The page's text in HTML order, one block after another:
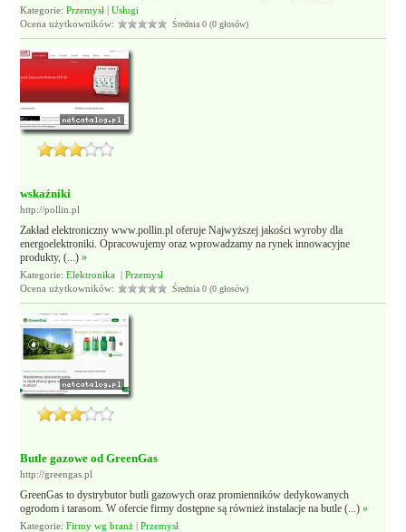
Kategorie:Przemysł |Usługi
Ocena użytkowników:
Średnia 0 (0 głosów)
wskaźniki
http://pollin.pl
Zakład elektroniczny www.pollin.pl oferuje Najwyższej jakości wyroby dla
energoelektroniki. Opracowujemy oraz wprowadzamy na rynek innowacyjne
produkty, (...)»
Kategorie:Elektronika |Przemysł
Ocena użytkowników:
Średnia 0 (0 głosów)
Butle gazowe od GreenGas
http://greengas.pl
GreenGas to dystrybutor butli gazowych oraz promienników dedykowanych
ogrodom i tarasom. W ofercie firmy dostępne są również instalacje na butle (...)»
Kategorie:Firmy wg branż |Przemysł